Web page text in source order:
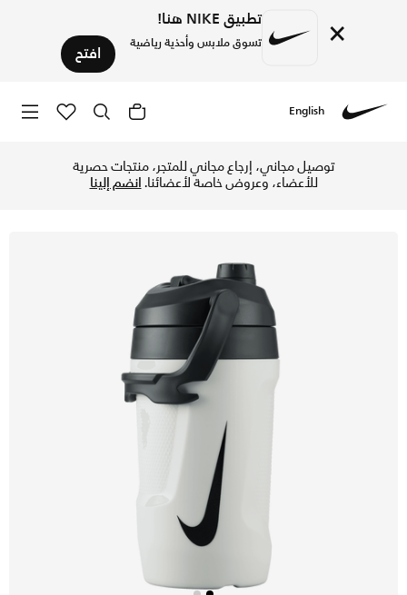
× تطبيق NIKE هنا!
تسوق ملابس وأحذية رياضية افتح
English
توصيل مجاني، إرجاع مجاني للمتجر، منتجات حصرية
للأعضاء، وعروض خاصة لأعضائنا.انضم إلينا